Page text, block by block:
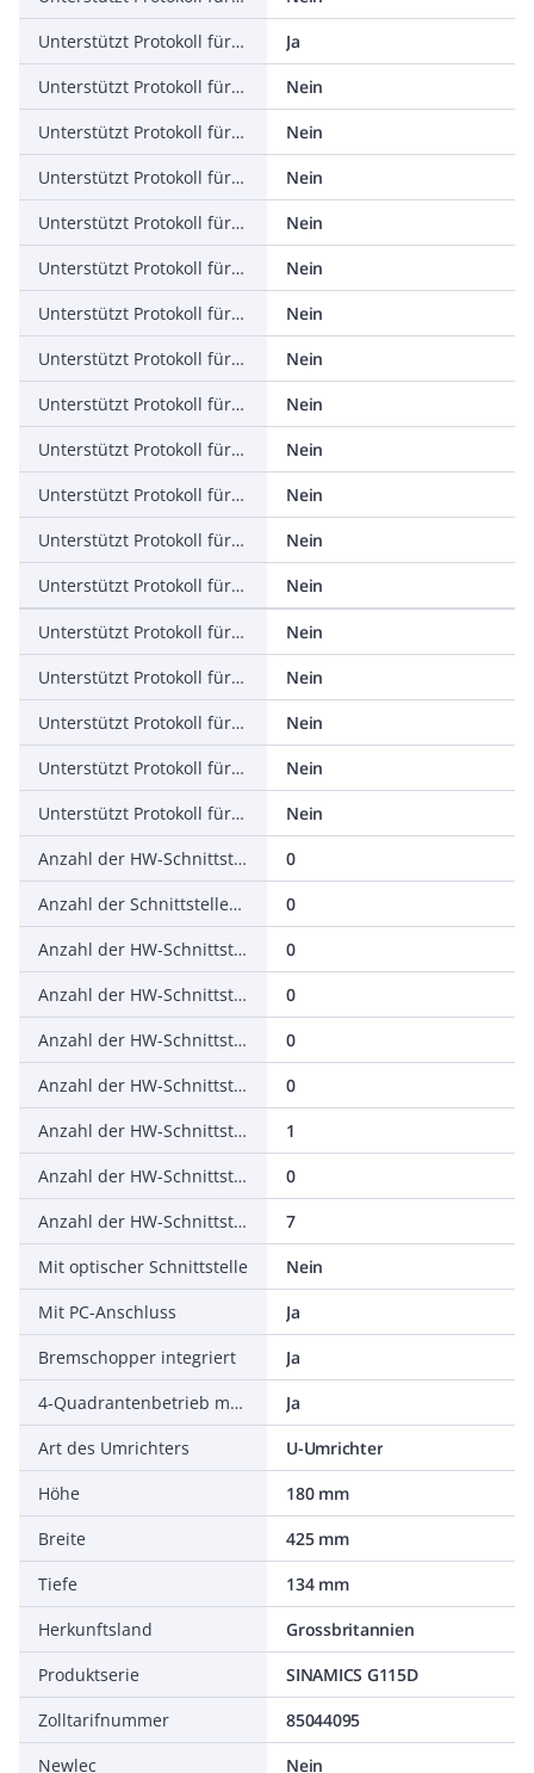
Unterstützt Protokoll für ASI
Ja
Unterstützt Protokoll für KNX
Nein
Unterstützt Protokoll für Modbus
Nein
Unterstützt Protokoll für Data-Highway
Nein
Unterstützt Protokoll für DeviceNet
Nein
Unterstützt Protokoll für SUCONET
Nein
Unterstützt Protokoll für LON
Nein
Unterstützt Protokoll für PROFINET IO
Nein
Unterstützt Protokoll für PROFINET CBA
Nein
Unterstützt Protokoll für SERCOS
Nein
Unterstützt Protokoll für Foundation Fieldbus
Nein
Unterstützt Protokoll für EtherNet/IP
Nein
Unterstützt Protokoll für AS-Interface Safety at Work
Nein
Unterstützt Protokoll für DeviceNet Safety
Nein
Unterstützt Protokoll für INTERBUS-Safety
Nein
Unterstützt Protokoll für PROFIsafe
Nein
Unterstützt Protokoll für SafetyBUS p
Nein
Unterstützt Protokoll für sonstige Bussysteme
Nein
Anzahl der HW-Schnittstellen Industrial Ethernet
0
Anzahl der Schnittstellen PROFINET
0
Anzahl der HW-Schnittstellen seriell RS-232
0
Anzahl der HW-Schnittstellen seriell RS-422
0
Anzahl der HW-Schnittstellen seriell RS-485
0
Anzahl der HW-Schnittstellen seriell TTY
0
Anzahl der HW-Schnittstellen USB
1
Anzahl der HW-Schnittstellen parallel
0
Anzahl der HW-Schnittstellen sonstige
7
Mit optischer Schnittstelle
Nein
Mit PC-Anschluss
Ja
Bremschopper integriert
Ja
4-Quadrantenbetrieb möglich
Ja
Art des Umrichters
U-Umrichter
Höhe
180 mm
Breite
425 mm
Tiefe
134 mm
Herkunftsland
Grossbritannien
Produktserie
SINAMICS G115D
Zolltarifnummer
85044095
Newlec
Nein